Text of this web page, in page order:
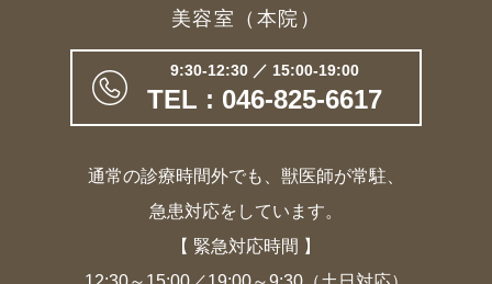
美容室（本院）
9:30-12:30 ／ 15:00-19:00
TEL : 046-825-6617
通常の診療時間外でも、獣医師が常駐、
急患対応をしています。
【 緊急対応時間 】